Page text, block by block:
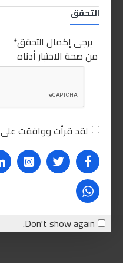
التحقق
يرجى إكمال التحقق
من صحة الاختبار أدناه
لقد قرأت ووافقت على
Don't show again.
غير متوفر
ليكوي مولي سيراتيك 300 مل
385.00LE
اضافة للسلة